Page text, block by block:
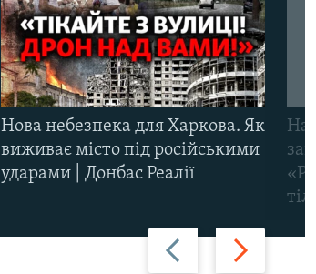
Назад Вперед
Нова небезпека для Харкова. Як
виживає місто під російськими
ударами | Донбас Реалії